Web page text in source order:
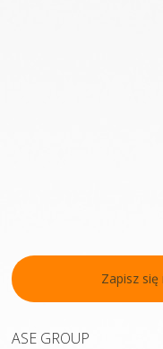
Zapisz
ASE GROUP